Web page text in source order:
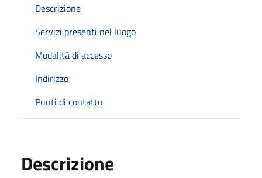
Descrizione
Servizi presenti nel luogo
Modalità di accesso
Indirizzo
Punti di contatto
Descrizione